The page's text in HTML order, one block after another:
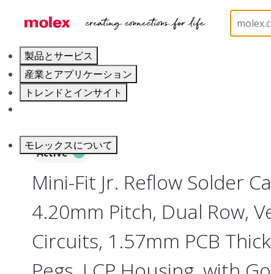
製品とサービス
産業とアプリケーション
トレンドとインサイト
モレックスについて
PCB / Wire Connectors
Active
Mini-Fit Jr. Reflow Solder
4.20mm Pitch, Dual Row,
Circuits, 1.57mm PCB